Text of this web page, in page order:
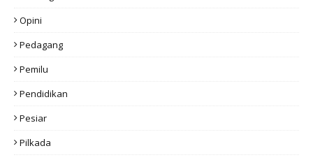
Opini
Pedagang
Pemilu
Pendidikan
Pesiar
Pilkada